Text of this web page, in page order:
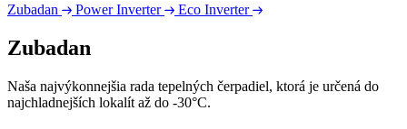
Zubadan
Power Inverter Eco Inverter
Zubadan
Naša najvýkonnejšia rada tepelných čerpadiel, ktorá je určená do
najchladnejších lokalít až do -30°C.